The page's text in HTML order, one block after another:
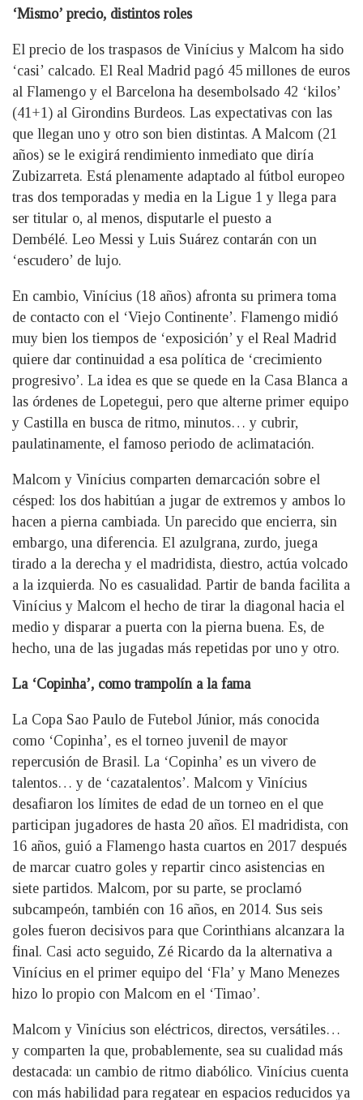
‘Mismo’ precio, distintos roles
El precio de los traspasos de Vinícius y Malcom ha sido
‘casi’ calcado. El Real Madrid pagó 45 millones de euros
al Flamengo y el Barcelona ha desembolsado 42 ‘kilos’
(41+1) al Girondins Burdeos. Las expectativas con las
que llegan uno y otro son bien distintas. A Malcom (21
años) se le exigirá rendimiento inmediato que diría
Zubizarreta. Está plenamente adaptado al fútbol europeo
tras dos temporadas y media en la Ligue 1 y llega para
ser titular o, al menos, disputarle el puesto a
Dembélé. Leo Messi y Luis Suárez contarán con un
‘escudero’ de lujo.
En cambio, Vinícius (18 años) afronta su primera toma
de contacto con el ‘Viejo Continente’. Flamengo midió
muy bien los tiempos de ‘exposición’ y el Real Madrid
quiere dar continuidad a esa política de ‘crecimiento
progresivo’. La idea es que se quede en la Casa Blanca a
las órdenes de Lopetegui, pero que alterne primer equipo
y Castilla en busca de ritmo, minutos… y cubrir,
paulatinamente, el famoso periodo de aclimatación.
Malcom y Vinícius comparten demarcación sobre el
césped: los dos habitúan a jugar de extremos y ambos lo
hacen a pierna cambiada. Un parecido que encierra, sin
embargo, una diferencia. El azulgrana, zurdo, juega
tirado a la derecha y el madridista, diestro, actúa volcado
a la izquierda. No es casualidad. Partir de banda facilita a
Vinícius y Malcom el hecho de tirar la diagonal hacia el
medio y disparar a puerta con la pierna buena. Es, de
hecho, una de las jugadas más repetidas por uno y otro.
La ‘Copinha’, como trampolín a la fama
La Copa Sao Paulo de Futebol Júnior, más conocida
como ‘Copinha’, es el torneo juvenil de mayor
repercusión de Brasil. La ‘Copinha’ es un vivero de
talentos… y de ‘cazatalentos’. Malcom y Vinícius
desafiaron los límites de edad de un torneo en el que
participan jugadores de hasta 20 años. El madridista, con
16 años, guió a Flamengo hasta cuartos en 2017 después
de marcar cuatro goles y repartir cinco asistencias en
siete partidos. Malcom, por su parte, se proclamó
subcampeón, también con 16 años, en 2014. Sus seis
goles fueron decisivos para que Corinthians alcanzara la
final. Casi acto seguido, Zé Ricardo da la alternativa a
Vinícius en el primer equipo del ‘Fla’ y Mano Menezes
hizo lo propio con Malcom en el ‘Timao’.
Malcom y Vinícius son eléctricos, directos, versátiles…
y comparten la que, probablemente, sea su cualidad más
destacada: un cambio de ritmo diabólico. Vinícius cuenta
con más habilidad para regatear en espacios reducidos ya